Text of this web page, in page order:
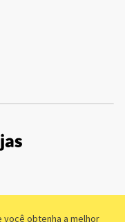
você obtenha a melhor